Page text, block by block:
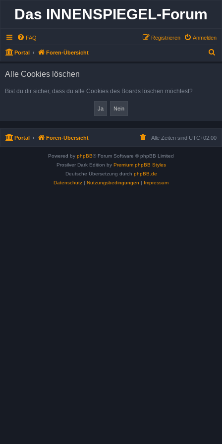
Das INNENSPIEGEL-Forum
FAQ Anmelden
Registrieren
Portal Foren-Übersicht
Alle Cookies löschen
Bist du dir sicher, dass du alle Cookies des Boards löschen möchtest?
Portal Foren-Übersicht Alle Zeiten sind UTC+02:00
Powered by phpBB® Forum Software © phpBB Limited
Prosilver Dark Edition by Premium phpBB Styles
Deutsche Übersetzung durch phpBB.de
Datenschutz | Nutzungsbedingungen | Impressum